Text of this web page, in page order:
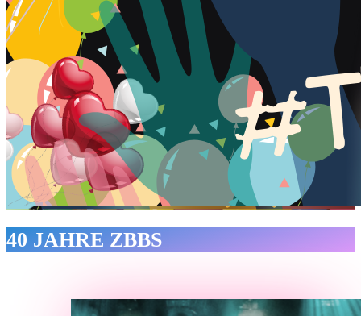
40 JAHRE ZBBS